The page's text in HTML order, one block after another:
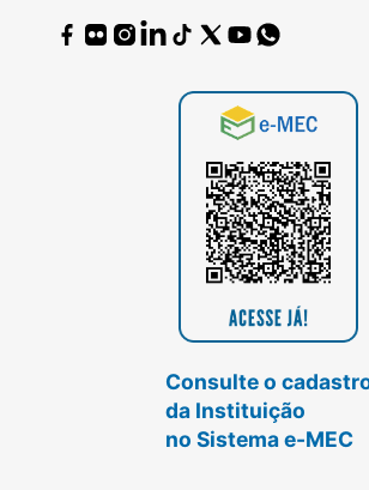
Consulte o
da Instituição
no Sistema e-MEC